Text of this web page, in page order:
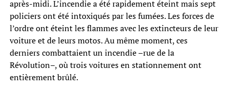
après-midi. L’incendie a été rapidement éteint mais sept
policiers ont été intoxiqués par les fumées. Les forces de
l’ordre ont éteint les flammes avec les extincteurs de leur
voiture et de leurs motos. Au même moment, ces
derniers combattaient un incendie –rue de la
Révolution–, où trois voitures en stationnement ont
entièrement brûlé.